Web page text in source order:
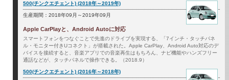
500(チンクエチェント) (2018年～2019年)
生産期間：2018年09月～2019年09月
Apple CarPlayと、Android Autoに対応
スマートフォンをつなぐことで先進のドライブを実現する、「7インチ・タッチパネ
ル・モニター付きUコネクト」が搭載された。Apple CarPlay、Android Auto対応のデ
バイスを接続すると、音楽アプリでの音楽再生はもちろん、ナビ機能やハンズフリー
通話などが、タッチパネルで操作できる。（2018.9）
500(チンクエチェント) (2016年～2018年)